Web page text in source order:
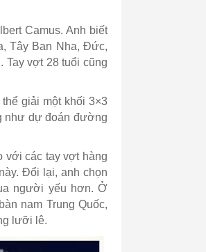
Camus. Anh biết
Tây Ban Nha, Đức,
Tay vợt 28 tuổi cũng
giải một khối 3×3
như dự đoán đường
với các tay vợt hàng
Đổi lại, anh chọn
người yếu hơn. Ở
nam Trung Quốc,
lưỡi lê.